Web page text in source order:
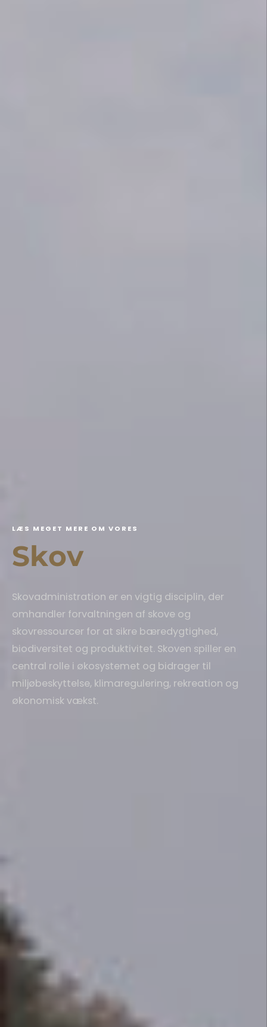
LÆ S M EG ET M ER E O M VO R ES
Skov
Skovadministration er en vigtig disciplin, der
omhandler forvaltningen af skove og
skovressourcer for at sikre bæredygtighed,
biodiversitet og produktivitet. Skoven spiller en
central rolle i økosystemet og bidrager til
miljøbeskyttelse, klimaregulering, rekreation og
økonomisk vækst.